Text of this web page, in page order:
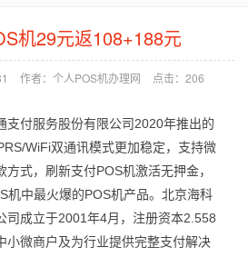
机29元返108+188元
作者：个人POS机办理网 点击： 206
支付服务股份有限公司2020年推出的
WiFi双通讯模式更加稳定，支持微
式，刷新支付POS机激活无押金，
机中最火爆的POS机产品。北京海科
司成立于2001年4月，注册资本2.558
小微商户及为行业提供完整支付解决